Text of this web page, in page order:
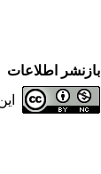
بازنشر اطلاعات